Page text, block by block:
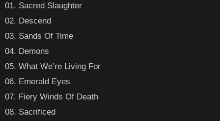
01. Sacred Slaughter
02. Descend
03. Sands Of Time
04. Demons
05. What We’re Living For
06. Emerald Eyes
07. Fiery Winds Of Death
08. Sacrificed